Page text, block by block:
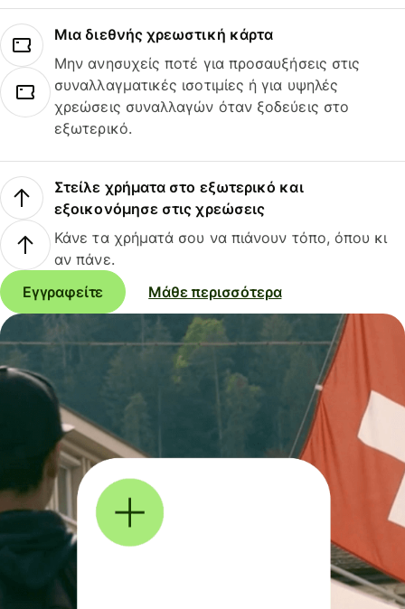
Μια διεθνής χρεωστική κάρτα
Μην ανησυχείς ποτέ για προσαυξήσεις στις
συναλλαγματικές ισοτιμίες ή για υψηλές
χρεώσεις συναλλαγών όταν ξοδεύεις στο
εξωτερικό.
Στείλε χρήματα στο εξωτερικό και
εξοικονόμησε στις χρεώσεις
Κάνε τα χρήματά σου να πιάνουν τόπο, όπου κι
αν πάνε.
Εγγραφείτε
Μάθε περισσότερα